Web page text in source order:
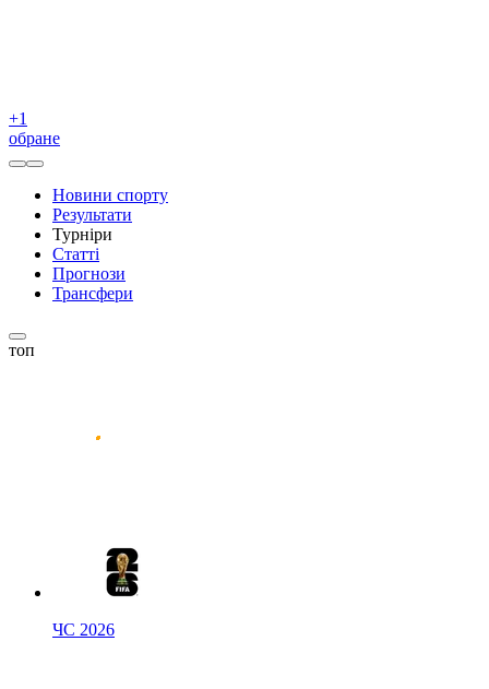
+1
обране
Новини спорту
Результати
Турніри
Статті
Прогнози
Трансфери
топ
ЧС 2026